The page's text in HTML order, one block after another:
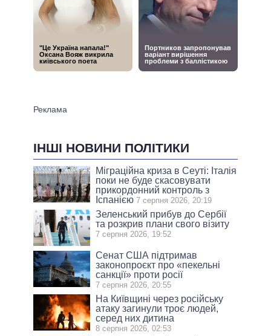
ІНШІ НОВИНИ ПОЛІТИКИ
Міграційна криза в Сеуті: Італія
поки не буде скасовувати
прикордонний контроль з
Іспанією 7 серпня 2026, 20:19
Зеленський прибув до Сербії
та розкрив плани свого візиту
7 серпня 2026, 19:52
Сенат США підтримав
законопроєкт про «пекельні
санкції» проти росії
7 серпня 2026, 20:55
На Київщині через російську
атаку загинули троє людей,
серед них дитина
8 серпня 2026, 02:53